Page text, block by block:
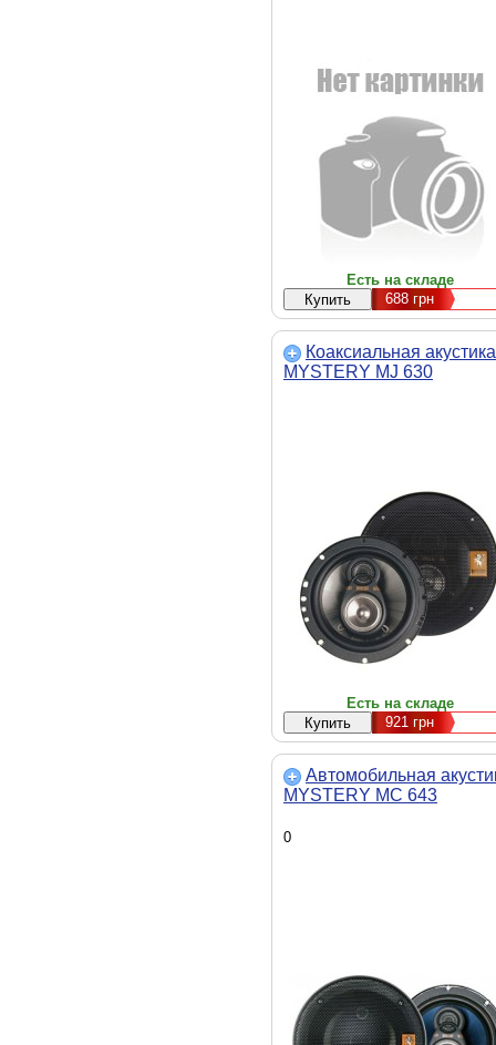
Есть на складе
688грн
Коаксиальная акустика
MYSTERY MJ 630
Есть на складе
921грн
Автомобильная
MYSTERY MC 643
0